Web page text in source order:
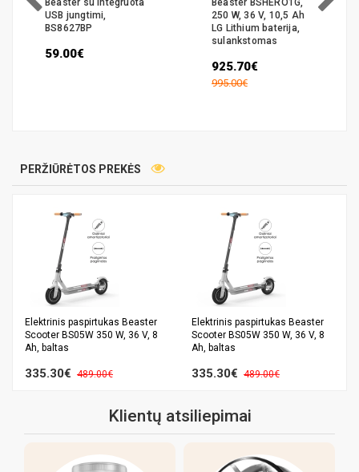
Beaster BSHERO1G,
250 W, 36 V, 10,5 Ah
LG Lithium baterija,
užraktas su
signalizacija
BS02ADL
PERŽIŪRĖTOS PREKĖS
Elektrinis paspirtukas Beaster
Scooter BS05W 350 W, 36 V, 8
Ah, baltas
335.30€ 489.00€
Elektrinis paspirtukas Beaster
Scooter BS05W 350 W, 36 V, 8
Ah, baltas
335.30€ 489.00€
Klientų atsiliepimai